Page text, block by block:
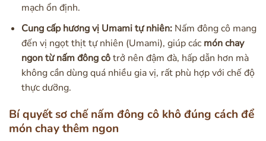
mạch ổn định.
Cung cấp hương vị Umami tự nhiên:Nấm đông cô mang
đến vị ngọt thịt tự nhiên (Umami), giúp các món chay
ngon từ nấm đông côtrở nên đậm đà, hấp dẫn hơn mà
không cần dùng quá nhiều gia vị, rất phù hợp với chế độ
thực dưỡng.
Bí quyết sơ chế nấm đông cô khô đúng cách để
món chay thêm ngon